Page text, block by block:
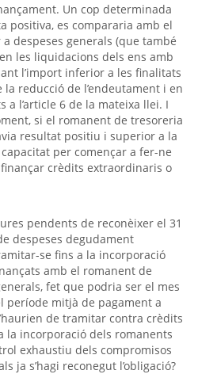
Un cop determinada
positiva, es compararia amb el
despeses generals (que també
les liquidacions dels ens amb
l’import inferior a les finalitats
la reducció de l’endeutament i en
a l’article 6 de la mateixa llei. I
si el romanent de tresoreria
resultat positiu i superior a la
per començar a fer-ne
crèdits extraordinaris o
pendents de reconèixer el 31
despeses degudament
se fins a la incorporació
amb el romanent de
fet que podria ser el mes
període mitjà de pagament a
de tramitar contra crèdits
la incorporació dels romanents
exhaustiu dels compromisos
ja s’hagi reconegut l’obligació?